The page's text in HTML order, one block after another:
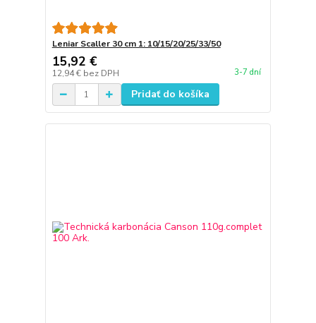
Leniar Scaller 30 cm 1: 10/15/20/25/33/50
15,92 €
12,94 € bez DPH 3-7 dní
Pridať do košíka